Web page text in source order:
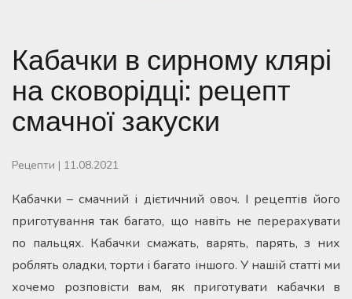
Кабачки в сирному клярі
на сковорідці: рецепт
смачної закуски
Рецепти | 11.08.2021
Кабачки – смачний і дієтичний овоч. І рецептів його
приготування так багато, що навіть не перерахувати
по пальцях. Кабачки смажать, варять, парять, з них
роблять оладки, торти і багато іншого. У нашій статті ми
хочемо розповісти вам, як приготувати кабачки в